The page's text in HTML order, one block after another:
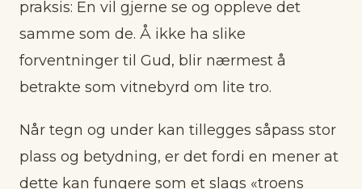
praksis: En vil gjerne se og oppleve det
samme som de. Å ikke ha slike
forventninger til Gud, blir nærmest å
betrakte som vitnebyrd om lite tro.
Når tegn og under kan tillegges såpass stor
plass og betydning, er det fordi en mener at
dette kan fungere som et slags «troens